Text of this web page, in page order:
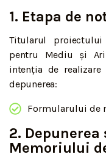
1. Etapa de
Titularul
pentru Mediu și
intenția de
depunerea:
Formularului de
2.
Memoriului